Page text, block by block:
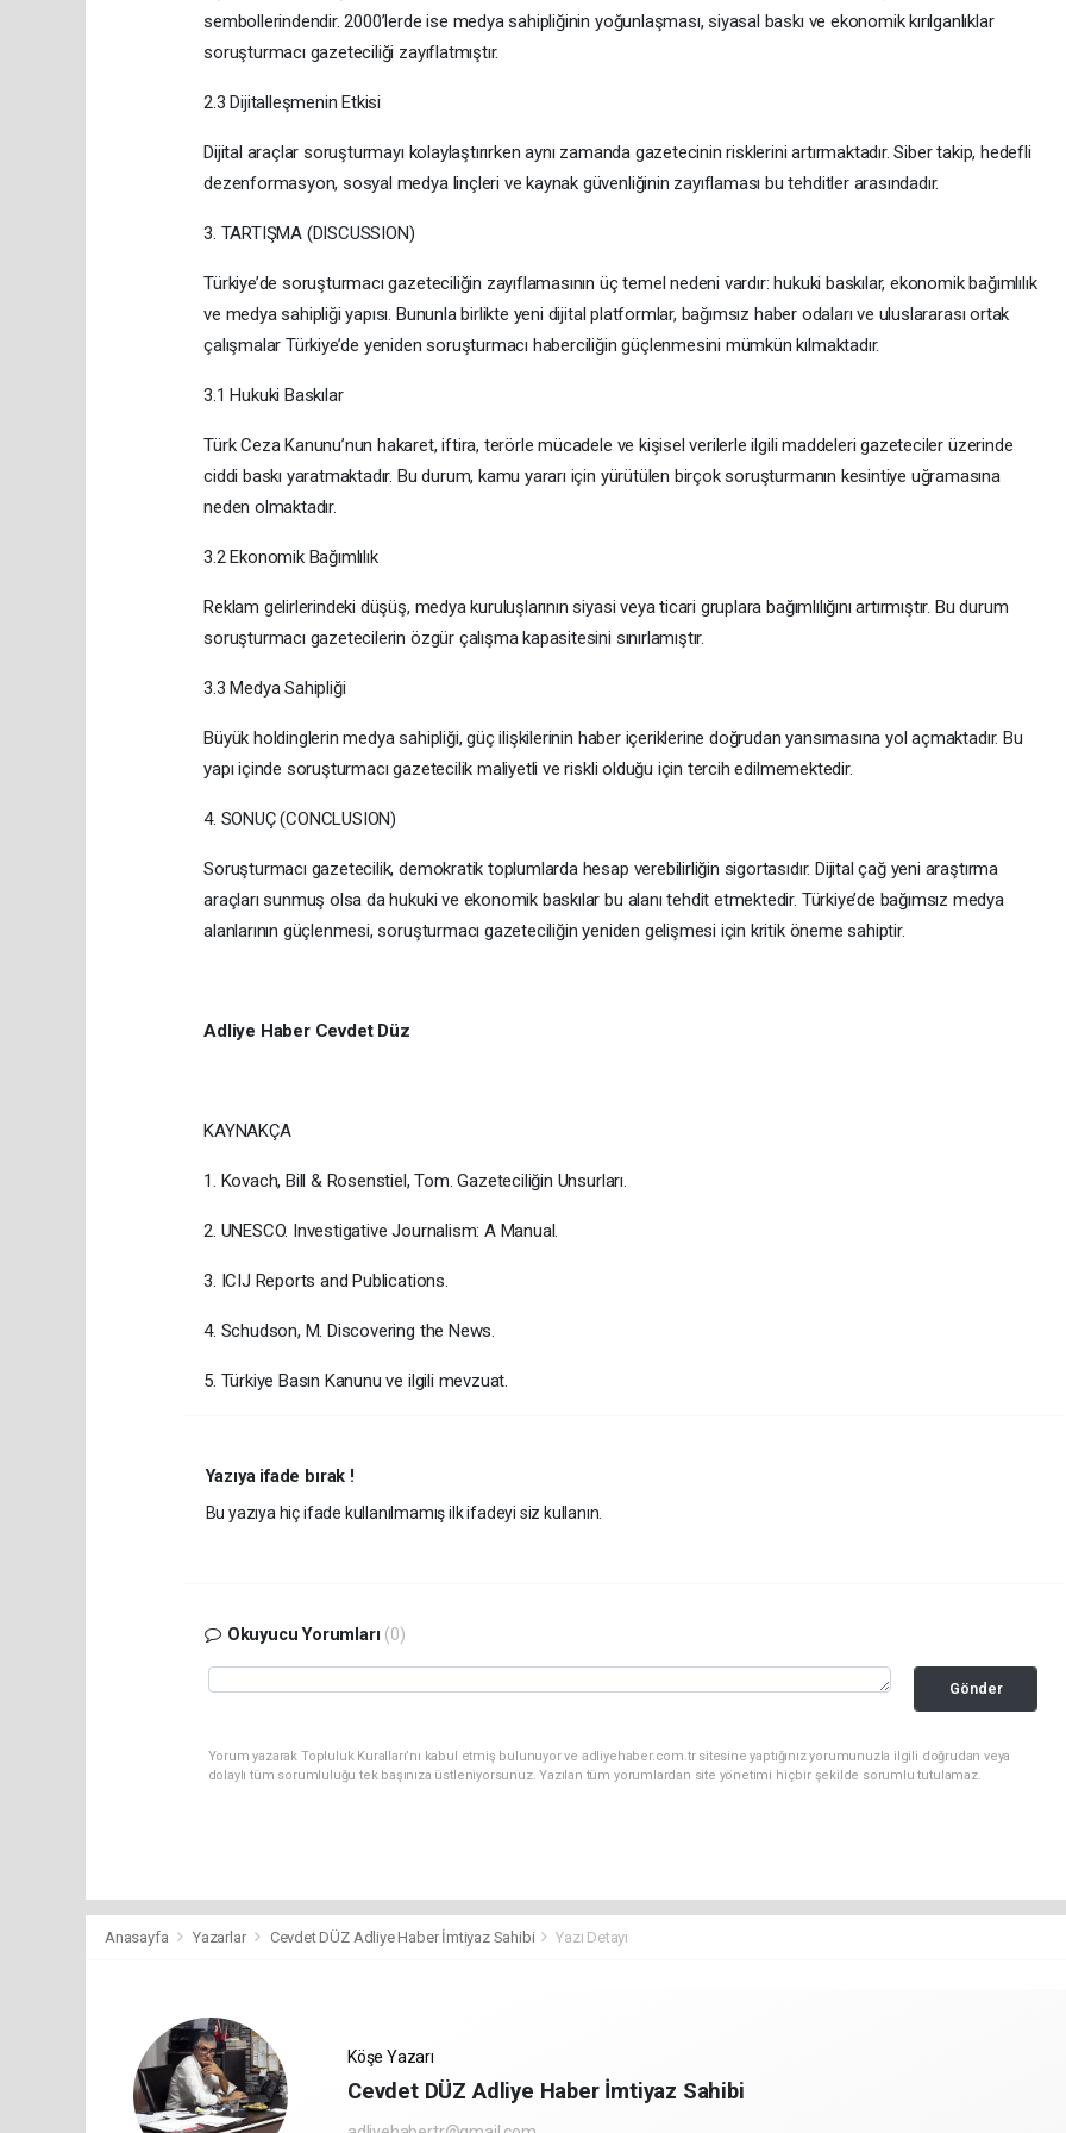
sembollerindendir. 2000’lerde ise medya sahipliğinin yoğunlaşması, siyasal baskı ve ekonomik kırılganlıklar
soruşturmacı gazeteciliği zayıflatmıştır.
2.3 Dijitalleşmenin Etkisi
Dijital araçlar soruşturmayı kolaylaştırırken aynı zamanda gazetecinin risklerini artırmaktadır. Siber takip, hedefli
dezenformasyon, sosyal medya linçleri ve kaynak güvenliğinin zayıflaması bu tehditler arasındadır.
3. TARTIŞMA (DISCUSSION)
Türkiye’de soruşturmacı gazeteciliğin zayıflamasının üç temel nedeni vardır: hukuki baskılar, ekonomik bağımlılık
ve medya sahipliği yapısı. Bununla birlikte yeni dijital platformlar, bağımsız haber odaları ve uluslararası ortak
çalışmalar Türkiye’de yeniden soruşturmacı haberciliğin güçlenmesini mümkün kılmaktadır.
3.1 Hukuki Baskılar
Türk Ceza Kanunu’nun hakaret, iftira, terörle mücadele ve kişisel verilerle ilgili maddeleri gazeteciler üzerinde
ciddi baskı yaratmaktadır. Bu durum, kamu yararı için yürütülen birçok soruşturmanın kesintiye uğramasına
neden olmaktadır.
3.2 Ekonomik Bağımlılık
Reklam gelirlerindeki düşüş, medya kuruluşlarının siyasi veya ticari gruplara bağımlılığını artırmıştır. Bu durum
soruşturmacı gazetecilerin özgür çalışma kapasitesini sınırlamıştır.
3.3 Medya Sahipliği
Büyük holdinglerin medya sahipliği, güç ilişkilerinin haber içeriklerine doğrudan yansımasına yol açmaktadır. Bu
yapı içinde soruşturmacı gazetecilik maliyetli ve riskli olduğu için tercih edilmemektedir.
4. SONUÇ (CONCLUSION)
Soruşturmacı gazetecilik, demokratik toplumlarda hesap verebilirliğin sigortasıdır. Dijital çağ yeni araştırma
araçları sunmuş olsa da hukuki ve ekonomik baskılar bu alanı tehdit etmektedir. Türkiye’de bağımsız medya
alanlarının güçlenmesi, soruşturmacı gazeteciliğin yeniden gelişmesi için kritik öneme sahiptir.
Adliye Haber Cevdet Düz
KAYNAKÇA
1. Kovach, Bill & Rosenstiel, Tom. Gazeteciliğin Unsurları.
2. UNESCO. Investigative Journalism: A Manual.
3. ICIJ Reports and Publications.
4. Schudson, M. Discovering the News.
5. Türkiye Basın Kanunu ve ilgili mevzuat.
Yazıya ifade bırak !
Bu yazıya hiç ifade kullanılmamış ilk ifadeyi siz kullanın.
Okuyucu Yorumları (0)
Gönder
Yorum yazarak Topluluk Kuralları’nı kabul etmiş bulunuyor ve adliyehaber.com.tr sitesine yaptığınız yorumunuzla ilgili doğrudan veya
dolaylı tüm sorumluluğu tek başınıza üstleniyorsunuz. Yazılan tüm yorumlardan site yönetimi hiçbir şekilde sorumlu tutulamaz.
Anasayfa Yazarlar Cevdet DÜZ Adliye Haber İmtiyaz Sahibi Yazı Detayı
Köşe Yazarı
Cevdet DÜZ Adliye Haber İmtiyaz Sahibi